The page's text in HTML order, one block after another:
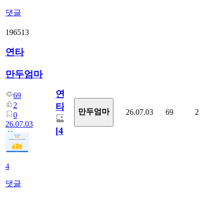
댓글
196513
연타
만두엄마
69
2
0
26.07.03
4
댓글
연
타
[4]
만두엄마 26.07.03 69 2